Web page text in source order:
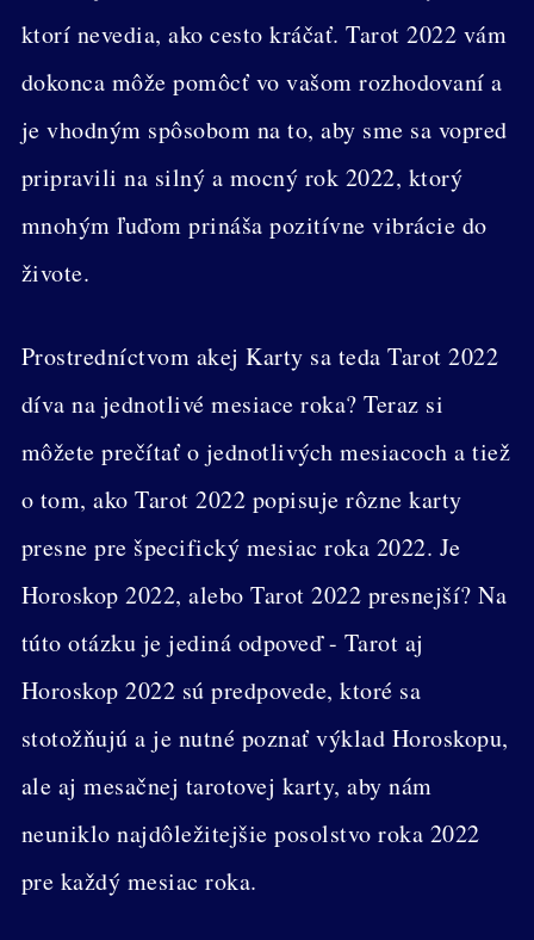
ktorí nevedia, ako cesto kráčať. Tarot 2022 vám
dokonca môže pomôcť vo vašom rozhodovaní a
je vhodným spôsobom na to, aby sme sa vopred
pripravili na silný a mocný rok 2022, ktorý
mnohým ľuďom prináša pozitívne vibrácie do
živote.
Prostredníctvom akej Karty sa teda Tarot 2022
díva na jednotlivé mesiace roka? Teraz si
môžete prečítať o jednotlivých mesiacoch a tiež
o tom, ako Tarot 2022 popisuje rôzne karty
presne pre špecifický mesiac roka 2022. Je
Horoskop 2022, alebo Tarot 2022 presnejší? Na
túto otázku je jediná odpoveď - Tarot aj
Horoskop 2022 sú predpovede, ktoré sa
stotožňujú a je nutné poznať výklad Horoskopu,
ale aj mesačnej tarotovej karty, aby nám
neuniklo najdôležitejšie posolstvo roka 2022
pre každý mesiac roka.